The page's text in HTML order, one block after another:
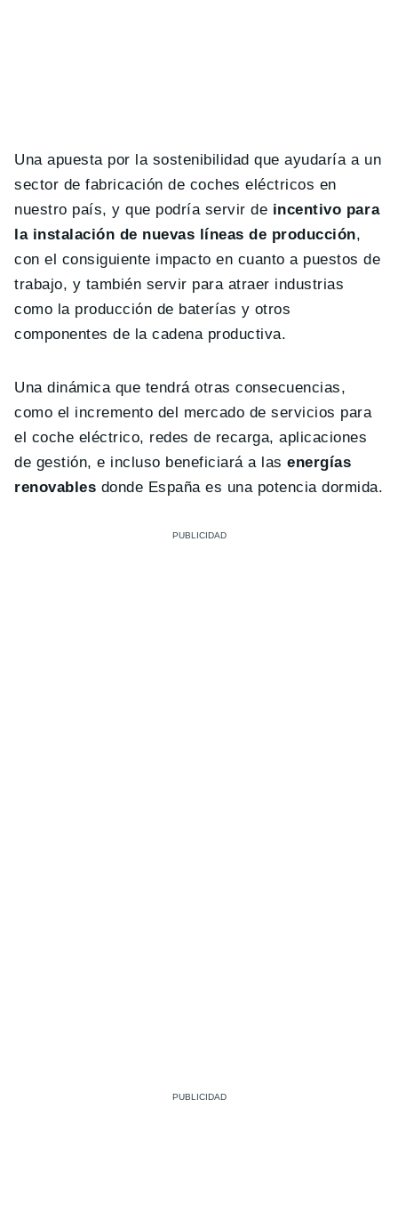
Una apuesta por la sostenibilidad que ayudaría a un
sector de fabricación de coches eléctricos en
nuestro país, y que podría servir de incentivo para
la instalación de nuevas líneas de producción,
con el consiguiente impacto en cuanto a puestos de
trabajo, y también servir para atraer industrias
como la producción de baterías y otros
componentes de la cadena productiva.
Una dinámica que tendrá otras consecuencias,
como el incremento del mercado de servicios para
el coche eléctrico, redes de recarga, aplicaciones
de gestión, e incluso beneficiará a lasenergías
renovables donde España es una potencia dormida.